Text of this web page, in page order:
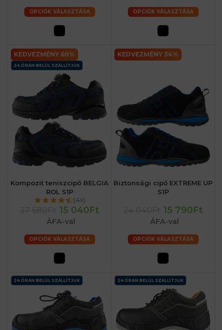
OPCIÓK VÁLASZTÁSA OPCIÓK VÁLASZTÁSA
KEDVEZMÉNY 60%
24 ÓRÁN BELÜL SZÁLLÍTJUK
Kompozit teniszcipő BELGIA
ROL S1P
(4x)
15 040Ft
ÁFA-val
OPCIÓK VÁLASZTÁSA
KEDVEZMÉNY 34%
Biztonsági cipő EXTREME UP
S1P
15 790Ft
ÁFA-val
OPCIÓK VÁLASZTÁSA
24 ÓRÁN BELÜL SZÁLLÍTJUK 24 ÓRÁN BELÜL SZÁLLÍTJUK